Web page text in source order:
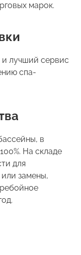
марок.
и лучший сервис
спа-
в
На складе
для
замены,